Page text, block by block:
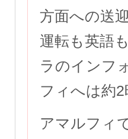
方面への送
運転も英語
ラのインフ
フィへは約
アマルフィ